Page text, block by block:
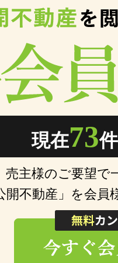
現在73
売主様のご要望で
開不動産」を会員